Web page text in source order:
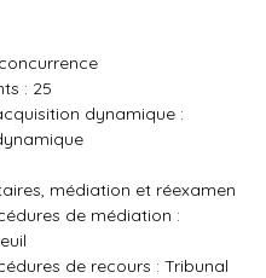
: 25
dynamique :
médiation et réexamen
de médiation :
de recours : Tribunal